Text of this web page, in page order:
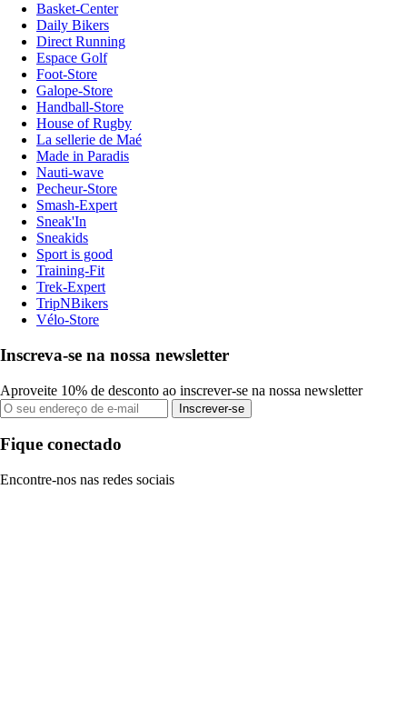
Basket-Center
Daily Bikers
Direct Running
Espace Golf
Foot-Store
Galope-Store
Handball-Store
House of Rugby
La sellerie de Maé
Made in Paradis
Nauti-wave
Pecheur-Store
Smash-Expert
Sneak'In
Sneakids
Sport is good
Training-Fit
Trek-Expert
TripNBikers
Vélo-Store
Inscreva-se na nossa newsletter
Aproveite 10% de desconto ao inscrever-se na nossa newsletter
Inscrever-se
Fique conectado
Encontre-nos nas redes sociais